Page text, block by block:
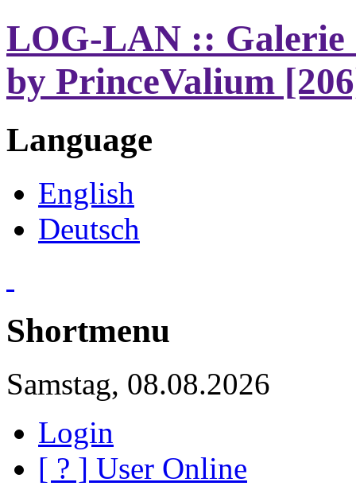
LOG-LAN :: Galerie
by PrinceValium
Language
English
Deutsch
Shortmenu
Samstag, 08.08.2026
Login
[ ? ] User Online